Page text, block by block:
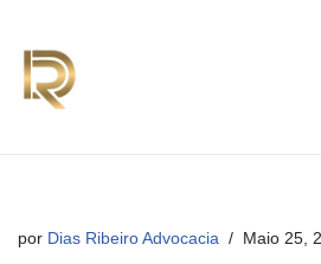
Avançar
para
por Dias Ribeiro Advocacia Maio 25,